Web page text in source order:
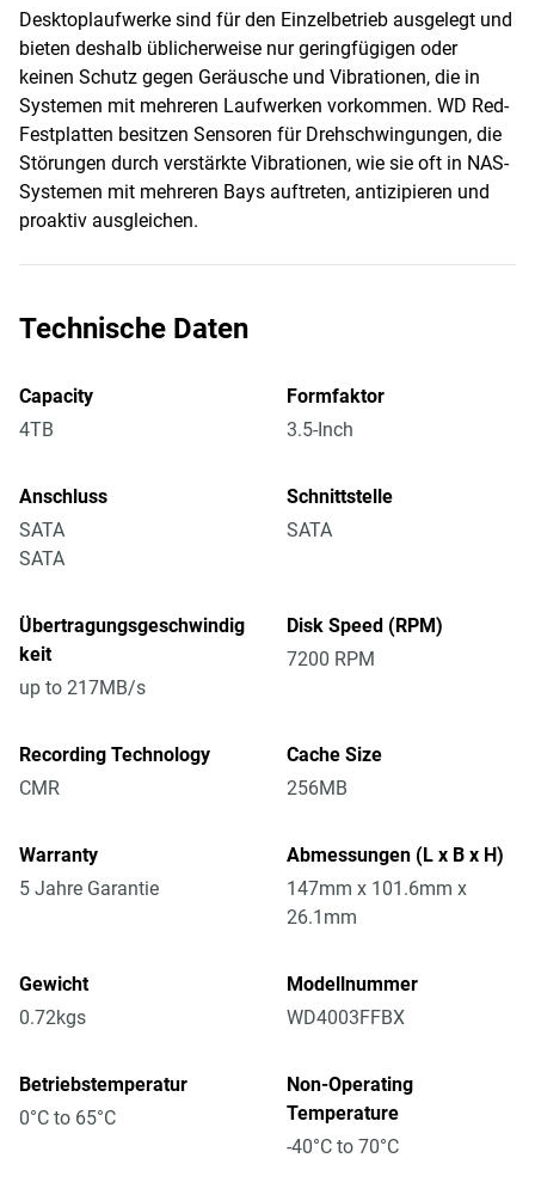
Desktoplaufwerke sind für den Einzelbetrieb ausgelegt und
bieten deshalb üblicherweise nur geringfügigen oder
keinen Schutz gegen Geräusche und Vibrationen, die in
Systemen mit mehreren Laufwerken vorkommen. WD Red-
Festplatten besitzen Sensoren für Drehschwingungen, die
Störungen durch verstärkte Vibrationen, wie sie oft in NAS-
Systemen mit mehreren Bays auftreten, antizipieren und
proaktiv ausgleichen.
Technische Daten
Capacity
4TB
Formfaktor
3.5-Inch
Anschluss
SATA
SATA
Schnittstelle
SATA
Übertragungsgeschwindig
keit
up to 217MB/s
Disk Speed (RPM)
7200 RPM
Recording Technology
CMR
Cache Size
256MB
Warranty
5 Jahre Garantie
Abmessungen (L x B x H)
147mm x 101.6mm x
26.1mm
Gewicht
0.72kgs
Modellnummer
WD4003FFBX
Betriebstemperatur
0°C to 65°C
Non-Operating
Temperature
-40°C to 70°C